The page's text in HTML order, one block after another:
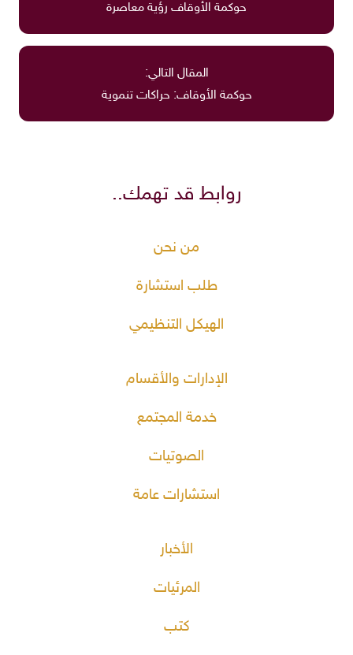
حوكمة الأوقاف رؤية معاصرة
المقال التالي:
حوكمة الأوقاف: حراكات تنموية
روابط قد تهمك..
من نحن
طلب استشارة
الهيكل التنظيمي
الإدارات والأقسام
خدمة المجتمع
الصوتيات
استشارات عامة
الأخبار
المرئيات
كتب